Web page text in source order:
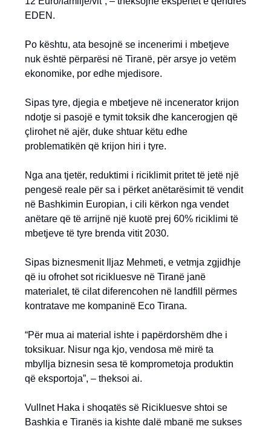
EDEN.
Po kështu, ata besojnë se incenerimi i mbetjeve
nuk është përparësi në Tiranë, për arsye jo vetëm
ekonomike, por edhe mjedisore.
Sipas tyre, djegia e mbetjeve në incenerator krijon
ndotje si pasojë e tymit toksik dhe kancerogjen që
çlirohet në ajër, duke shtuar këtu edhe
problematikën që krijon hiri i tyre.
Nga ana tjetër, reduktimi i riciklimit pritet të jetë një
pengesë reale për sa i përket anëtarësimit të vendit
në Bashkimin Europian, i cili kërkon nga vendet
anëtare që të arrijnë një kuotë prej 60% riciklimi të
mbetjeve të tyre brenda vitit 2030.
Sipas biznesmenit Iljaz Mehmeti, e vetmja zgjidhje
që iu ofrohet sot ricikluesve në Tiranë janë
materialet, të cilat diferencohen në landfill përmes
kontratave me kompaninë Eco Tirana.
“Për mua ai material ishte i papërdorshëm dhe i
toksikuar. Nisur nga kjo, vendosa më mirë ta
mbyllja biznesin sesa të komprometoja produktin
që eksportoja”, – theksoi ai.
Vullnet Haka i shoqatës së Ricikluesve shtoi se
Bashkia e Tiranës ia kishte dalë mbanë me sukses